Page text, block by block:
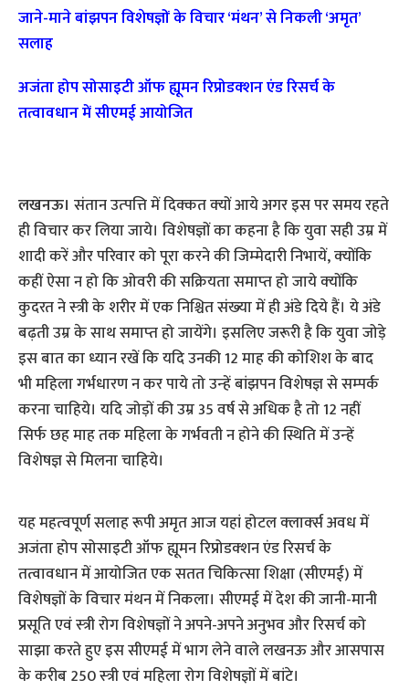
जाने-माने बांझपन विशेषज्ञों के विचार ‘मंथन’ से निकली ‘अमृत’
सलाह
अजंता होप सोसाइटी ऑफ ह्यूमन रिप्रोडक्‍शन एंड रिसर्च के
तत्वावधान में सीएमई आयोजित
लखनऊ। संतान उत्‍पत्ति में दिक्‍कत क्‍यों आये अगर इस पर समय रहते
ही विचार कर लिया जाये। विशेषज्ञों का कहना है कि युवा सही उम्र में
शादी करें और परिवार को पूरा करने की जिम्‍मेदारी निभायें, क्‍योंकि
कहीं ऐसा न हो कि ओवरी की सक्रियता समाप्‍त हो जाये क्‍योंकि
कुदरत ने स्‍त्री के शरीर में एक निश्चित संख्‍या में ही अंडे दिये हैं। ये अंडे
बढ़ती उम्र के साथ समाप्‍त हो जायेंगे। इसलिए जरूरी है कि युवा जोड़े
इस बात का ध्‍यान रखें कि यदि उनकी 12 माह की कोशिश के बाद
भी महिला गर्भधारण न कर पाये तो उन्‍हें बांझपन विशेषज्ञ से सम्‍पर्क
करना चाहिये। यदि जोड़ों की उम्र 35 वर्ष से अधिक है तो 12 नहीं
सिर्फ छह माह तक महिला के गर्भवती न होने की स्थिति में उन्‍हें
विशेषज्ञ से मिलना चाहिये।
यह महत्‍वपूर्ण सलाह रूपी अमृत आज यहां होटल क्‍लार्क्‍स अवध में
अजंता होप सोसाइटी ऑफ ह्यूमन रिप्रोडक्‍शन एंड रिसर्च के
तत्वावधान में आयोजित एक सतत चिकित्‍सा शिक्षा (सीएमई) में
विशेषज्ञों के विचार मंथन में निकला। सीएमई में देश की जानी-मानी
प्रसूति एवं स्‍त्री रोग विशेषज्ञों ने अपने-अपने अनुभव और रिसर्च को
साझा करते हुए इस सीएमई में भाग लेने वाले लखनऊ और आसपास
के करीब 250 स्‍त्री एवं महिला रोग विशेषज्ञों में बांटे।